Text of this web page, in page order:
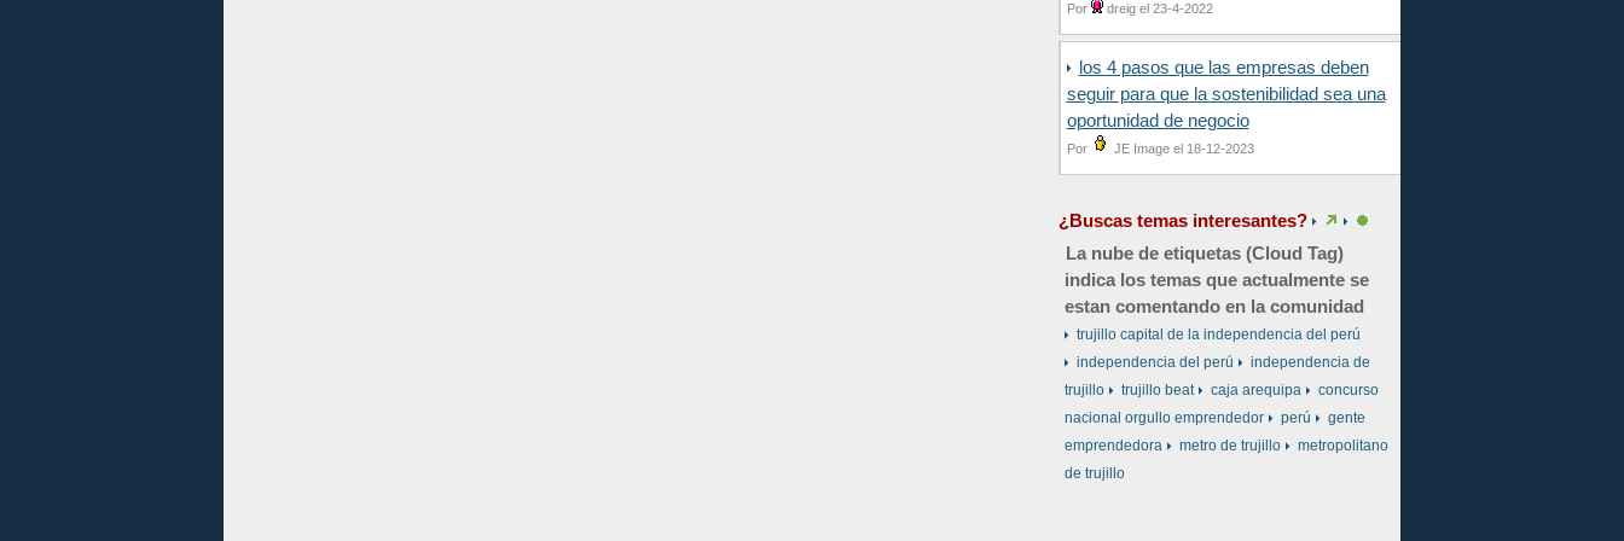
Por dreig el 23-4-2022
los 4 pasos que las empresas deben
seguir para que la sostenibilidad sea una
oportunidad de negocio
Por JE Image el 18-12-2023
¿Buscas temas interesantes?
La nube de etiquetas (Cloud Tag)
indica los temas que actualmente se
estan comentando en la comunidad
trujillo capital de la independencia del perú
independencia del perú
independencia de
trujillo
trujillo beat caja arequipa
concurso
nacional orgullo emprendedor
perú
gente
emprendedora
metro de trujillo
metropolitano
de trujillo